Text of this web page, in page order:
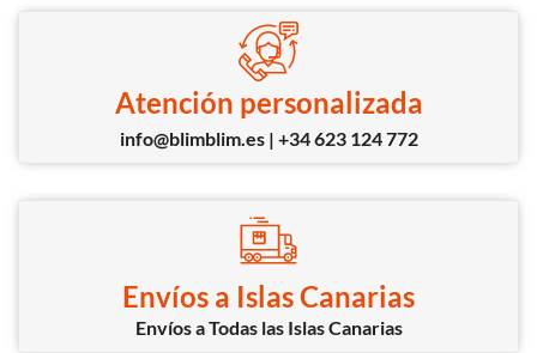
Atención personalizada
info@blimblim.es | +34 623 124 772
Envíos a Islas Canarias
Envíos a Todas las Islas Canarias